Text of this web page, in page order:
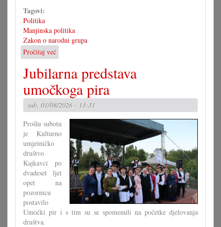
Tagovi:
Politika
Manjinska politika
Zakon o narodni grupa
Pročitaj već
Kako
bi
morao
izgledati
Zakon
o
narodni
grupa?
Jubilarna predstava
umočkoga pira
sub, 01/08/2026 - 13:31
Prošlu subotu
je Kulturno
umjetničko
društvo
Kajkavci po
dvadeset ljet
opet na
pozornicu
postavilo
Umočki pir i s tim su se spomenuli na početke djelovanja
društva.